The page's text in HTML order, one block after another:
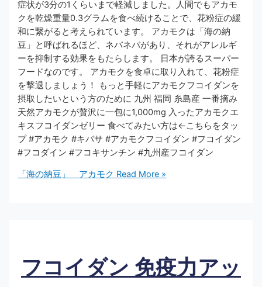
症状が3分の1くらいまで軽減しました。人間でもアカモ
クを乾燥重量0.3グラムを食べ続けることで、花粉症の緩
和に繋がると考えられています。 アカモクは「海の納
豆」と呼ばれるほど、ネバネバがあり、それがアレルギ
ーを抑制する効果をもたらします。 日本が誇るスーパー
フードなのです。 アカモクを食卓に取り入れて、花粉症
を撃退しましょう！ もっと手軽にアカモクフコイダンを
摂取したいという方のために 九州 福岡 糸島産 一番摘み
天然アカモクが贅沢に一包に1,000mg 入ったアカモクエ
キスフコイダンゼリー 食べてみたい方は←こちらをタッ
プ #アカモク #キバサ #アカモクフコイダン #フコイダン
#フコダイン #フコキサンチン #九州産フコイダン
「海の納豆」 アカモク Read More »
フコイダン 免疫力アッ